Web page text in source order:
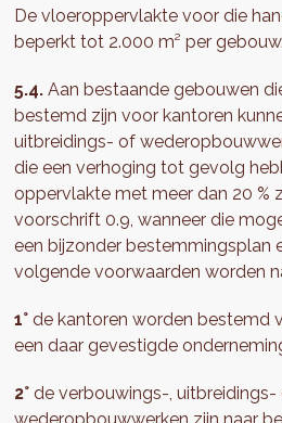
De vloeroppervlakte voor die
beperkt tot 2.000 m² per gebouw.
5.4.Aan bestaande gebouwen
bestemd zijn voor kantoren
uitbreidings- of
die een verhoging tot gevolg
oppervlakte met meer dan 20 %
voorschrift 0.9, wanneer die
een bijzonder bestemmingsplan
volgende voorwaarden worden
1°de kantoren worden bestemd
een daar gevestigde
2°de verbouwings-, uitbreidings-